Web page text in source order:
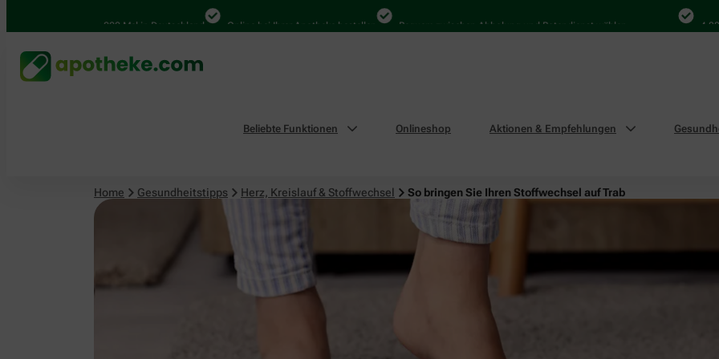
4.000 Mal in Deutschland Online bei Ihrer Apotheke bestellen Bequem zwischen Abholung und Botendienst wählen 4.000
Beliebte Funktionen Onlineshop Aktionen & Empfehlungen
Home Gesundheitstipps Herz, Kreislauf & Stoffwechsel So bringen Sie Ihren Stoffwechsel auf Trab
Herz, Kreislauf & Stoffwechsel